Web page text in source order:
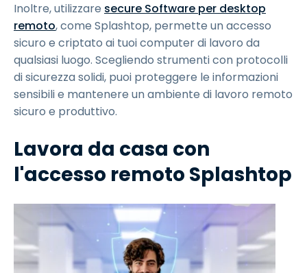
Inoltre, utilizzare secure Software per desktop
remoto, come Splashtop, permette un accesso
sicuro e criptato ai tuoi computer di lavoro da
qualsiasi luogo. Scegliendo strumenti con protocolli
di sicurezza solidi, puoi proteggere le informazioni
sensibili e mantenere un ambiente di lavoro remoto
sicuro e produttivo.
Lavora da casa con
l'accesso remoto Splashtop